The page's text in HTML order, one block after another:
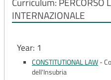
INTERNAZIONALE
Year: 1
CONSTITUTIONAL LAW-
dell'Insubria